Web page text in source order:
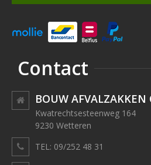
Contact
BOUW AFVALZAKKEN
Kwatrechtsesteenweg 164
9230 Wetteren
TEL: 09/252 48 31